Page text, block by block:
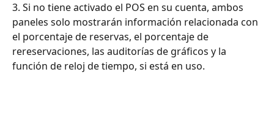
3. Si no tiene activado el POS en su cuenta, ambos
paneles solo mostrarán información relacionada con
el porcentaje de reservas, el porcentaje de
rereservaciones, las auditorías de gráficos y la
función de reloj de tiempo, si está en uso.